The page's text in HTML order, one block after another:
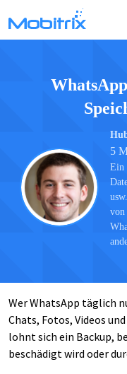
5
Ein
von
Wer WhatsApp täglich
Chats, Fotos, Videos
lohnt sich ein Backup,
beschädigt wird oder